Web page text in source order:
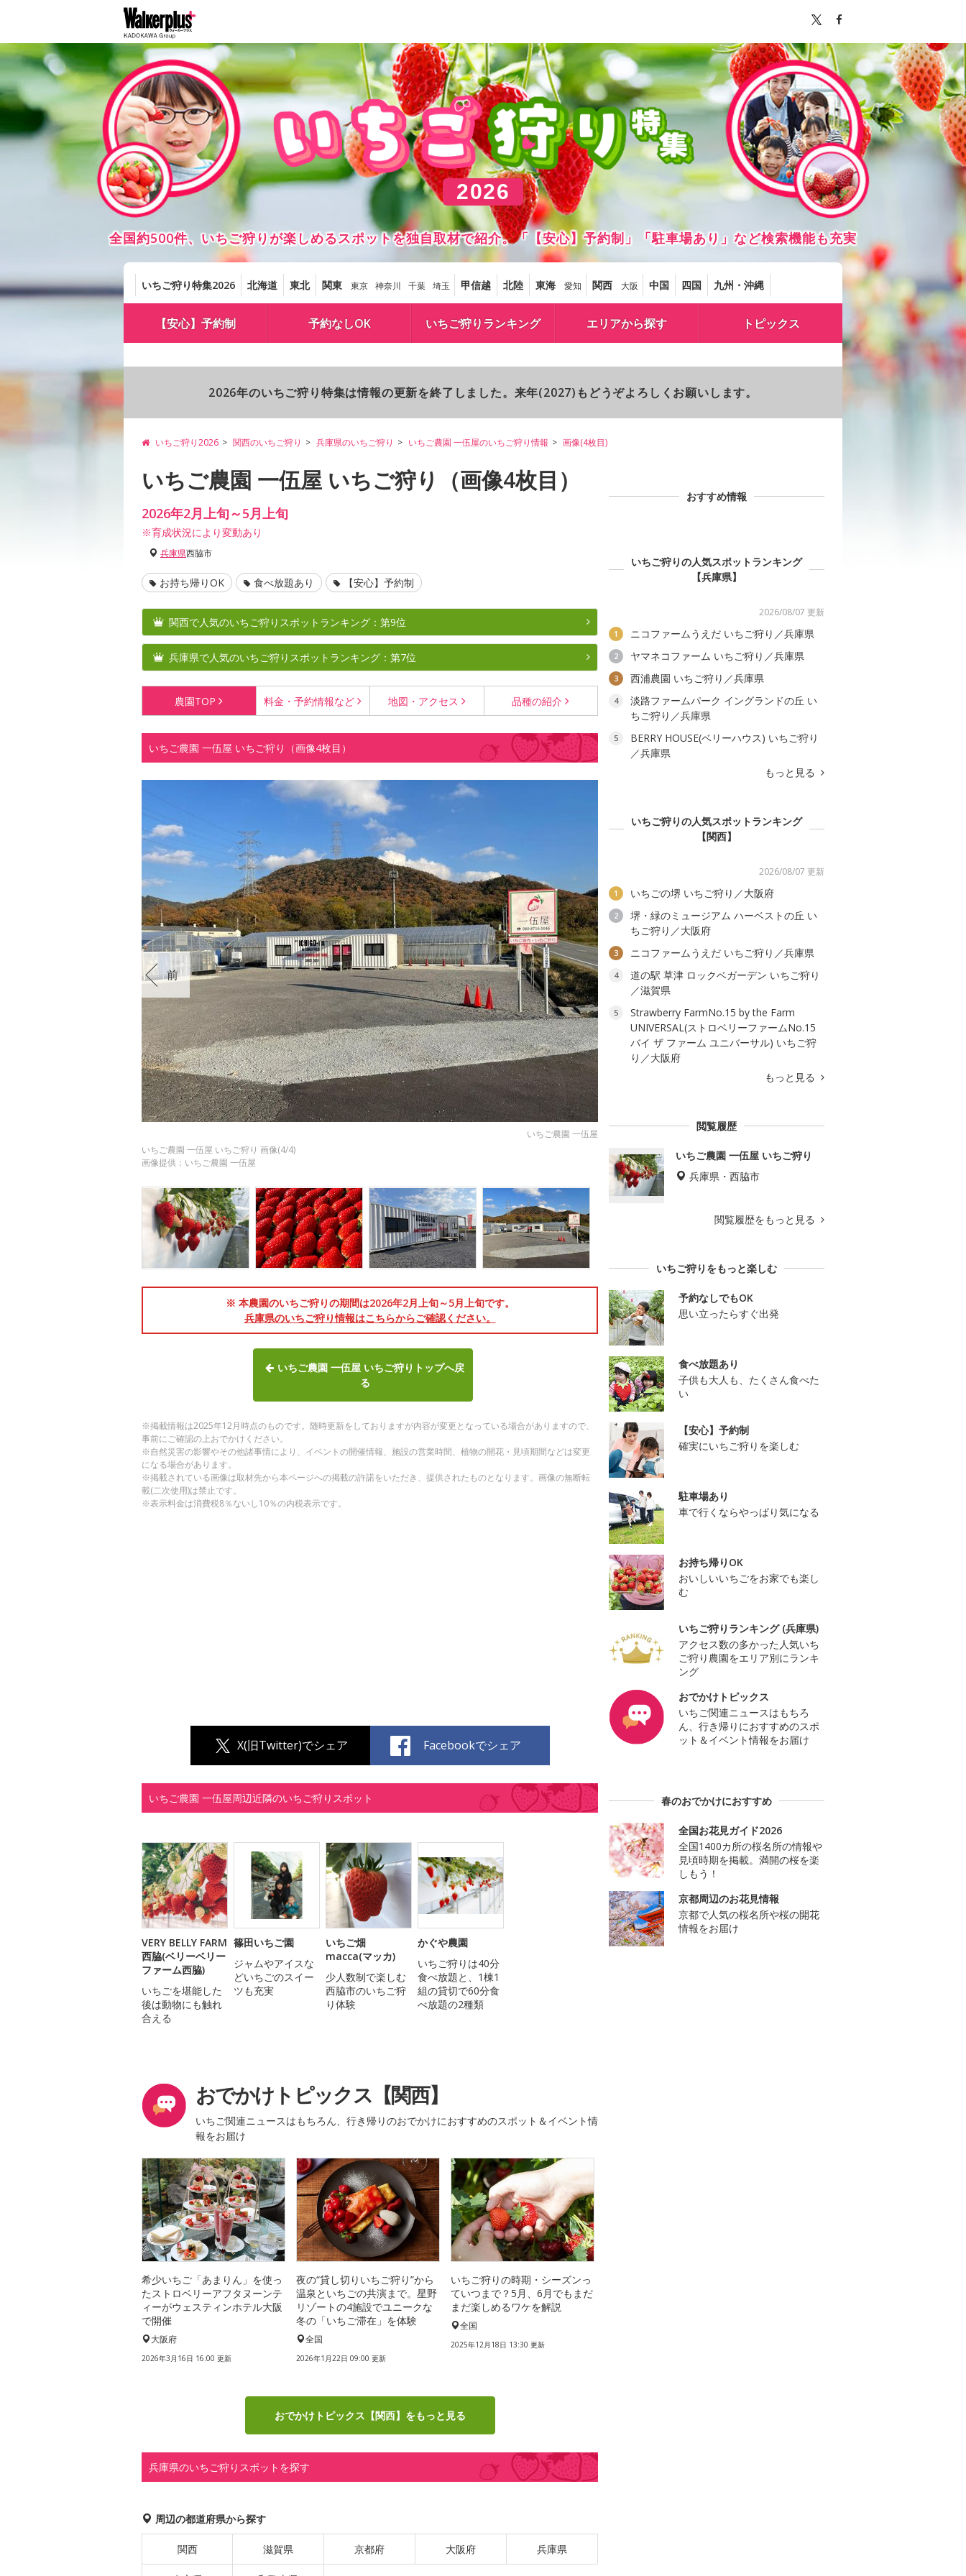
2026
全国約500件、いちご狩りが楽しめるスポットを独自取材で紹介。「【安心】予約制」「駐車場あり」など検索機能も充実
いちご狩り特集2026 北海道 東北 関東 東京 神奈川 千葉 埼玉 甲信越 北陸 東海 愛知 関西 大阪 中国 四国 九州・沖縄
【安心】予約制 予約なしOK いちご狩りランキング エリアから探す トピックス
2026年のいちご狩り特集は情報の更新を終了しました。来年(2027)もどうぞよろしくお願いします。
いちご狩り2026 関西のいちご狩り 兵庫県のいちご狩り いちご農園 一伍屋のいちご狩り情報 画像(4枚目)
いちご農園 一伍屋 いちご狩り（画像4枚目）
2026年2月上旬～5月上旬
※育成状況により変動あり
兵庫県西脇市
お持ち帰りOK 食べ放題あり 【安心】予約制
関西で人気のいちご狩りスポットランキング：第9位
兵庫県で人気のいちご狩りスポットランキング：第7位
農園TOP 料金・予約情報など 地図・ アクセス 品種の紹介
いちご農園 一伍屋 いちご狩り（画像4枚目）
いちご農園 一伍屋
いちご農園 一伍屋 いちご狩り 画像(4/4)
画像提供：いちご農園 一伍屋
前
※ 本農園のいちご狩りの期間は2026年2月上旬～5月上旬です。
兵庫県のいちご狩り情報はこちらからご確認ください。
いちご農園 一伍屋 いちご狩りトップへ戻
る
※掲載情報は2025年12月時点のものです。随時更新をしておりますが内容が変更となっている場合がありますので、
事前にご確認の上おでかけください。
※自然災害の影響やその他諸事情により、イベントの開催情報、施設の営業時間、植物の開花・見頃期間などは変更
になる場合があります。
※掲載されている画像は取材先から本ページへの掲載の許諾をいただき、提供されたものとなります。画像の無断転
載(二次使用)は禁止です。
※表示料金は消費税8％ないし10％の内税表示です。
X(旧Twitter)でシェア Facebookでシェア
いちご農園 一伍屋周辺近隣のいちご狩りスポット
VERY BELLY FARM
西脇(ベリーベリー
ファーム西脇)
いちごを堪能した
後は動物にも触れ
合える
篠田いちご園
ジャムやアイスな
どいちごのスイー
ツも充実
いちご畑
macca(マッカ)
少人数制で楽しむ
西脇市のいちご狩
り体験
かぐや農園
いちご狩りは40分
食べ放題と、1棟1
組の貸切で60分食
べ放題の2種類
おでかけトピックス【関西】
いちご関連ニュースはもちろん、行き帰りのおでかけにおすすめのスポット＆イベント情
報をお届け
希少いちご「あまりん」を使っ
たストロベリーアフタヌーンテ
ィーがウェスティンホテル大阪
で開催
大阪府
2026年3月16日 16:00 更新
夜の“貸し切りいちご狩り”から
温泉といちごの共演まで。星野
リゾートの4施設でユニークな
冬の「いちご滞在」を体験
全国
2026年1月22日 09:00 更新
いちご狩りの時期・シーズンっ
ていつまで？5月、6月でもまだ
まだ楽しめるワケを解説
全国
2025年12月18日 13:30 更新
おでかけトピックス【関西】をもっと見る
兵庫県のいちご狩りスポットを探す
周辺の都道府県から探す
関西 滋賀県 京都府 大阪府 兵庫県
おすすめ情報
いちご狩りの人気スポットランキング
【兵庫県】
2026/08/07 更新
1 ニコファームうえだ いちご狩り／兵庫県
2 ヤマネコファーム いちご狩り／兵庫県
3 西浦農園 いちご狩り／兵庫県
4
淡路ファームパーク イングランドの丘 い
ちご狩り／兵庫県
5
BERRY HOUSE(ベリーハウス) いちご狩り
／兵庫県
もっと見る
いちご狩りの人気スポットランキング
【関西】
2026/08/07 更新
1 いちごの堺 いちご狩り／大阪府
2
堺・緑のミュージアム ハーベストの丘 い
ちご狩り／大阪府
3 ニコファームうえだ いちご狩り／兵庫県
4
道の駅 草津 ロックベガーデン いちご狩り
／滋賀県
5
Strawberry FarmNo.15 by the Farm
UNIVERSAL(ストロベリーファームNo.15
バイ ザ ファーム ユニバーサル) いちご狩
り／大阪府
もっと見る
閲覧履歴
いちご農園 一伍屋 いちご狩り
兵庫県・西脇市
閲覧履歴をもっと見る
いちご狩りをもっと楽しむ
予約なしでもOK
思い立ったらすぐ出発
食べ放題あり
子供も大人も、たくさん食べた
い
【安心】予約制
確実にいちご狩りを楽しむ
駐車場あり
車で行くならやっぱり気になる
お持ち帰りOK
おいしいいちごをお家でも楽し
む
いちご狩りランキング (兵庫県)
アクセス数の多かった人気いち
ご狩り農園をエリア別にランキ
ング
おでかけトピックス
いちご関連ニュースはもちろ
ん、行き帰りにおすすめのスポ
ット＆イベント情報をお届け
春のおでかけにおすすめ
全国お花見ガイド2026
全国1400カ所の桜名所の情報や
見頃時期を掲載。満開の桜を楽
しもう！
京都周辺のお花見情報
京都で人気の桜名所や桜の開花
情報をお届け